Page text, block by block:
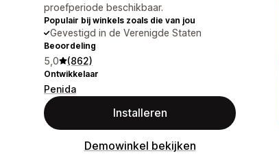
proefperiode beschikbaar.
Populair bij winkels zoals die van jou
Gevestigd in de Verenigde Staten
Beoordeling
5,0 (862)
Ontwikkelaar
Penida
Installeren
Demowinkel bekijken